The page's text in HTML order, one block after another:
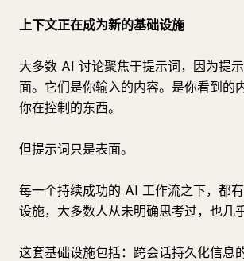
上下文正在成为新的基础设施
大多数 AI 讨论聚焦于提示词，因为提
面。它们是你输入的内容。是你看到的
你在控制的东西。
但提示词只是表面。
每一个持续成功的 AI 工作流之下，都
设施，大多数人从未明确思考过，也几
这套基础设施包括：跨会话持久化信息